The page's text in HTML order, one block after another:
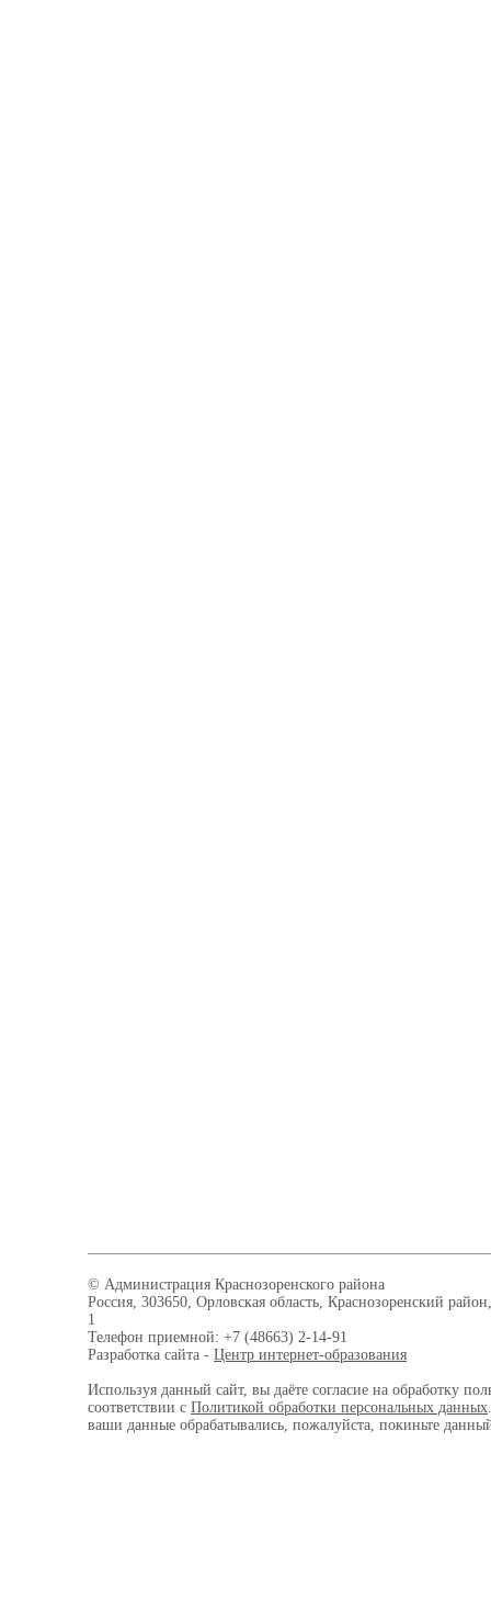
© Администрация Краснозоренского района
Россия, 303650, Орловская область, Краснозоренский
1
Телефон приемной: +7 (48663) 2-14-91
Разработка сайта - Центр интернет-образования
Используя данный сайт, вы даёте согласие на обработку
соответствии с Политикой обработки персональных данных
ваши данные обрабатывались, пожалуйста, покиньте